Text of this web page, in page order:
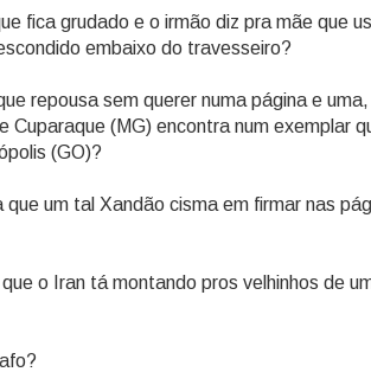
fica grudado e o irmão diz pra mãe que
embaixo do travesseiro?
repousa sem querer numa página e
Cuparaque (MG) encontra num exemplar
(GO)?
que um tal Xandão cisma em firmar nas
o Iran tá montando pros velhinhos de